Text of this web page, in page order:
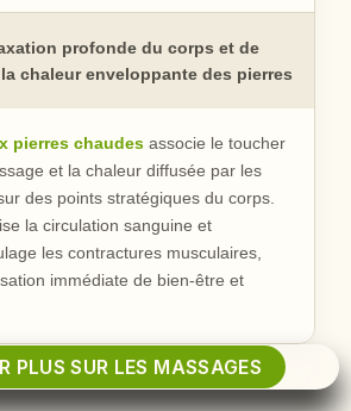
profonde du corps et de
chaleur enveloppante des pierres
pierres chaudes associe le toucher
et la chaleur diffusée par les
des points stratégiques du corps.
la circulation sanguine et
les contractures musculaires,
immédiate de bien-être et
PLUS SUR LES MASSAGES